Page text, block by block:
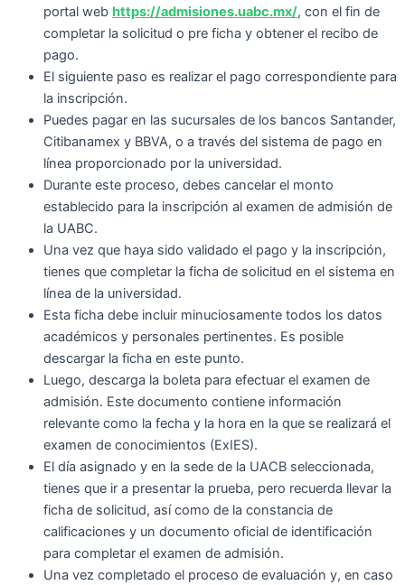
portal web https://admisiones.uabc.mx/, con el fin de
completar la solicitud o pre ficha y obtener el recibo de
pago.
El siguiente paso es realizar el pago correspondiente para
la inscripción.
Puedes pagar en las sucursales de los bancos Santander,
Citibanamex y BBVA, o a través del sistema de pago en
línea proporcionado por la universidad.
Durante este proceso, debes cancelar el monto
establecido para la inscripción al examen de admisión de
la UABC.
Una vez que haya sido validado el pago y la inscripción,
tienes que completar la ficha de solicitud en el sistema en
línea de la universidad.
Esta ficha debe incluir minuciosamente todos los datos
académicos y personales pertinentes. Es posible
descargar la ficha en este punto.
Luego, descarga la boleta para efectuar el examen de
admisión. Este documento contiene información
relevante como la fecha y la hora en la que se realizará el
examen de conocimientos (ExIES).
El día asignado y en la sede de la UACB seleccionada,
tienes que ir a presentar la prueba, pero recuerda llevar la
ficha de solicitud, así como de la constancia de
calificaciones y un documento oficial de identificación
para completar el examen de admisión.
Una vez completado el proceso de evaluación y, en caso